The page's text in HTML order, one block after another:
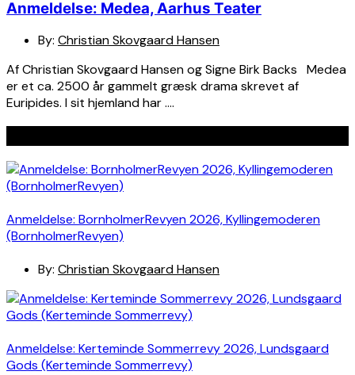
Anmeldelse: Medea, Aarhus Teater
By: Christian Skovgaard Hansen
Af Christian Skovgaard Hansen og Signe Birk Backs Medea
er et ca. 2500 år gammelt græsk drama skrevet af
Euripides. I sit hjemland har ….
Anmeldelse: BornholmerRevyen 2026, Kyllingemoderen
(BornholmerRevyen)
By: Christian Skovgaard Hansen
Anmeldelse: Kerteminde Sommerrevy 2026, Lundsgaard
Gods (Kerteminde Sommerrevy)